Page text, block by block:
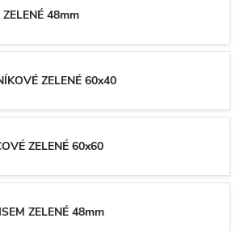
ZELENÉ 48mm
ZELENÉ 60x40
ZELENÉ 60x60
ZELENÉ 48mm